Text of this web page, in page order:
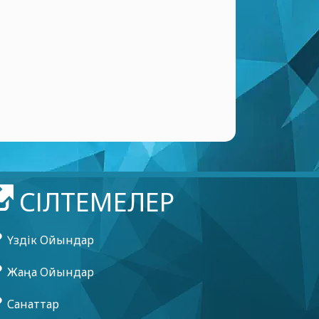
СІЛТЕМЕЛЕР
Үздік Ойындар
Жаңа Ойындар
Санаттар